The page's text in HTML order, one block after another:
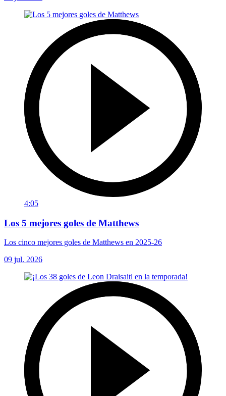
4:05
Los 5 mejores goles de Matthews
Los cinco mejores goles de Matthews en 2025-26
09 jul. 2026